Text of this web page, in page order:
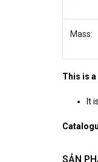
Mass:
This is
It
SẢN